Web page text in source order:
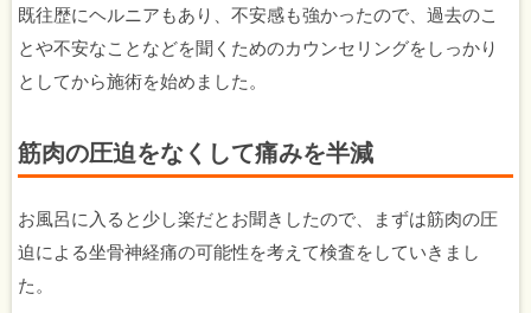
既往歴にヘルニアもあり、不安感も強かったので、過去のこ
とや不安なことなどを聞くためのカウンセリングをしっかり
としてから施術を始めました。
筋肉の圧迫をなくして痛みを半減
お風呂に入ると少し楽だとお聞きしたので、まずは筋肉の圧
迫による坐骨神経痛の可能性を考えて検査をしていきまし
た。